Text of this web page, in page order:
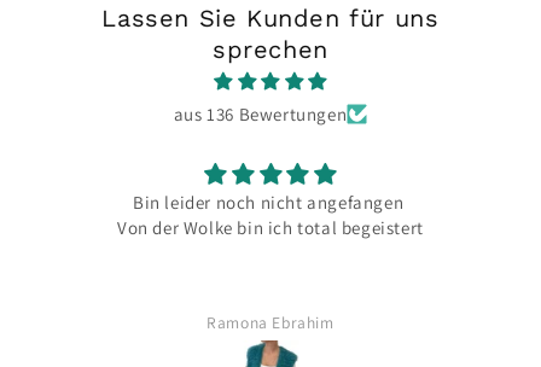
Lassen Sie Kunden für uns
sprechen
aus 136 Bewertungen
Bin leider noch nicht angefangen
der Wolke bin ich total begeistert
hilfsbereite